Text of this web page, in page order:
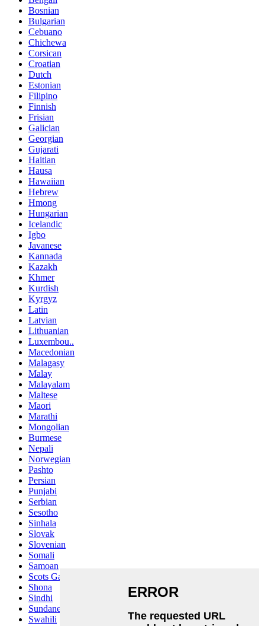
Bosnian
Bulgarian
Cebuano
Chichewa
Corsican
Croatian
Dutch
Estonian
Filipino
Finnish
Frisian
Galician
Georgian
Gujarati
Haitian
Hausa
Hawaiian
Hebrew
Hmong
Hungarian
Icelandic
Igbo
Javanese
Kannada
Kazakh
Khmer
Kurdish
Kyrgyz
Latin
Latvian
Lithuanian
Luxembou..
Macedonian
Malagasy
Malay
Malayalam
Maltese
Maori
Marathi
Mongolian
Burmese
Nepali
Norwegian
Pashto
Persian
Punjabi
Serbian
Sesotho
Sinhala
Slovak
Slovenian
Somali
Samoan
Scots Gaelic
Shona
Sindhi
Sundanese
Swahili